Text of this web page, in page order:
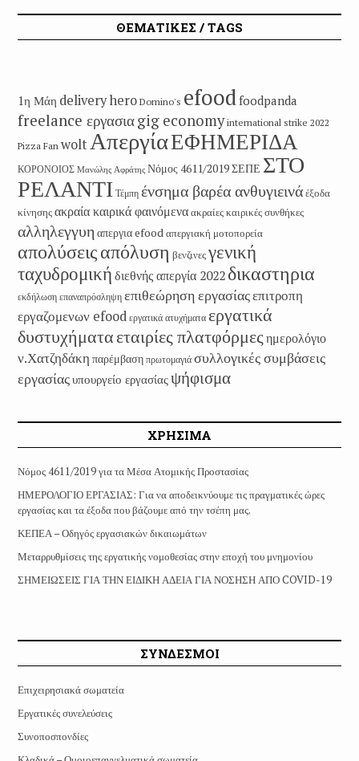
ΘΕΜΑΤΙΚΕΣ / TAGS
1η Μάη delivery hero Domino's efoodfoodpanda
freelance εργασιαgig economy international strike 2022
Pizza Fan woltΑπεργίαΕΦΗΜΕΡΙΔΑ
ΚΟΡΟΝΟΙΟΣ Μανώλης Αφράτης Νόμος 4611/2019ΣΕΠΕ ΣΤΟ
ΡΕΛΑΝΤΙ Τέμπη ένσημα βαρέα ανθυγιεινάέξοδα
κίνησηςακραία καιρικά φαινόμεναακραίες καιρικές συνθήκες
αλληλεγγυη απεργια efood απεργιακή μοτοπορεία
απολύσειςαπόλυση βενζινεςγενική
ταχυδρομική διεθνής απεργία 2022 δικαστηρια
εκδήλωση επαναπρόσληψη επιθεώρηση εργασίαςεπιτροπη
εργαζομενων efood εργατικά ατυχήματα εργατικά
δυστυχήματαεταιρίες πλατφόρμες ημερολόγιο
ν.Χατζηδάκη παρέμβαση πρωτομαγιά συλλογικές συμβάσεις
εργασίαςυπουργείο εργασίαςψήφισμα
ΧΡΗΣΙΜΑ
Νόμος 4611/2019 για τα Μέσα Ατομικής Προστασίας
ΗΜΕΡΟΛΟΓΙΟ ΕΡΓΑΣΙΑΣ: Για να αποδεικνύουμε τις πραγματικές ώρες
εργασίας και τα έξοδα που βάζουμε από την τσέπη μας.
ΚΕΠΕΑ – Οδηγός εργασιακών δικαιωμάτων
Μεταρρυθμίσεις της εργατικής νομοθεσίας στην εποχή του μνημονίου
ΣΗΜΕΙΩΣΕΙΣ ΓΙΑ ΤΗΝ ΕΙΔΙΚΗ ΑΔΕΙΑ ΓΙΑ ΝΟΣΗΣΗ ΑΠΟ COVID-19
ΣΥΝΔΕΣΜΟΙ
Επιχειρησιακά σωματεία
Εργατικές συνελεύσεις
Συνοποσπονδίες